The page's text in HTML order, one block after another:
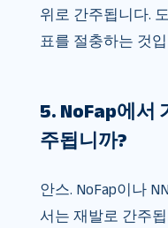
위로 간주됩니다.
표를 절충하는 것
5. NoFap에서
주됩니까?
안스. NoFap이나
서는 재발로 간주